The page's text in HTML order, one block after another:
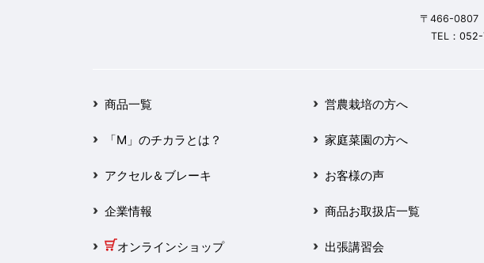
2025年1月
2024年12月
2024年11月
〒466-0807
TEL： 052-
商品一覧
「M」のチカラとは？
アクセル＆ブレーキ
企業情報
オンラインショップ
営農栽培の方へ
家庭菜園の方へ
お客様の声
商品お取扱店一覧
出張講習会